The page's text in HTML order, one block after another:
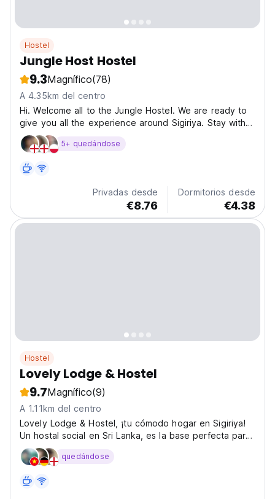
Hostel
Jungle Host Hostel
9.3Magnífico(78)
A 4.35km del centro
Hi. Welcome all to the Jungle Hostel. We are ready to
give you all the experience around Sigiriya. Stay with
us to unforgettable memories ...✌ Featuring a garden,
terrace, and views of the surrounding greenery, Jungle
5+ quedándose
Privadas desde
€8.76
Dormitorios desde
€4.38
Hostel
Lovely Lodge & Hostel
9.7Magnífico(9)
A 1.11km del centro
Lovely Lodge & Hostel, ¡tu cómodo hogar en Sigiriya!
Un hostal social en Sri Lanka, es la base perfecta para
explorar la Fortaleza de la Roca de Sigiriya.
¡Experimenta la magia de Sri Lanka! (Auto-translated
quedándose